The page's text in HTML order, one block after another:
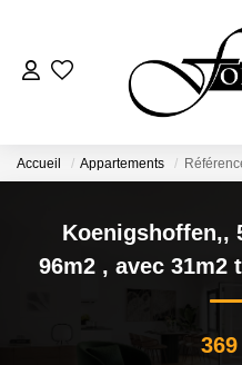
Tous
Accueil Appartements
Koenigshoffen,,
96m2 , avec 31m2
369